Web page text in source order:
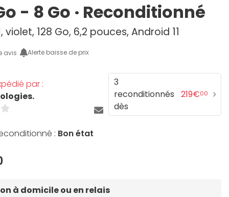
- 8 Go · Reconditionné
violet, 128 Go, 6,2 pouces, Android 11
avis Alerte baisse de prix
par :
: Bon état
3
reconditionnés
dès
219€00
à domicile ou en relais